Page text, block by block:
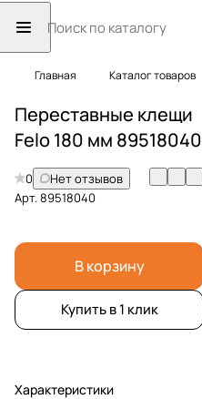
Главная Каталог товаров
Переставные клещи
Felo 180 мм 89518040
0
Нет отзывов
Арт.89518040
В корзину
Купить в 1 клик
Характеристики